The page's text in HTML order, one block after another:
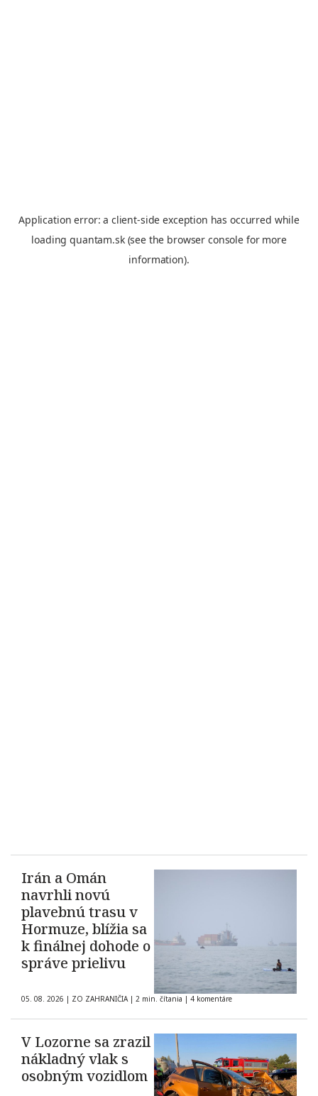
Irán a Omán
navrhli novú
plavebnú trasu v
Hormuze, blížia sa
k finálnej dohode o
správe prielivu
05. 08. 2026 | ZO ZAHRANIČIA | 2 min. čítania | 4 komentáre
V Lozorne sa zrazil
nákladný vlak s
osobným vozidlom